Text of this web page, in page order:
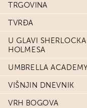
TRGOVINA
TVRĐA
U GLAVI SHERLOCKA
HOLMESA
UMBRELLA
VIŠNJIN DNEVNIK
VRH BOGOVA